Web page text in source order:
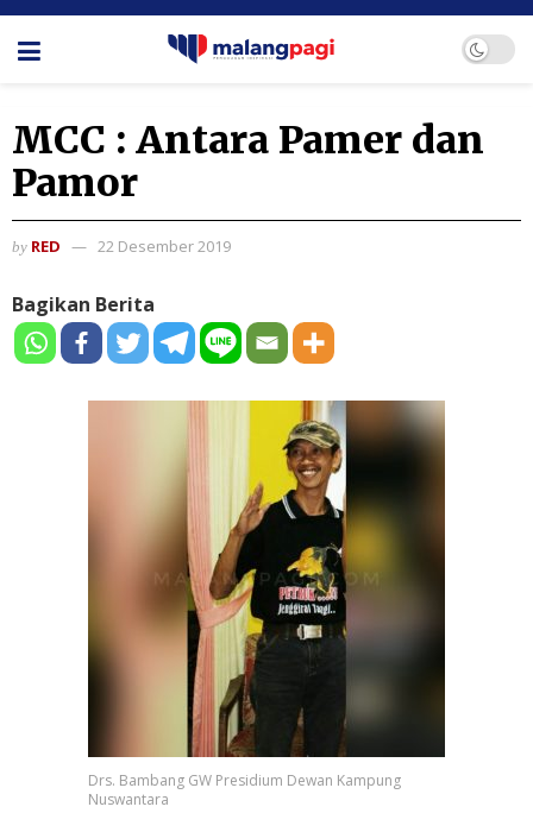
MCC : Antara Pamer dan
Pamor
by RED 22 Desember 2019
Bagikan Berita
Drs. Bambang GW Presidium Dewan Kampung
Nuswantara